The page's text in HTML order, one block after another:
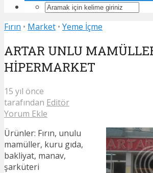
Fırın • Market • Yeme İçme
ARTAR UNLU
HİPERMARKET
15 yıl önce
tarafından Editör
Yorum Ekle
Ürünler: Fırın, unulu
mamüller, kuru gıda,
bakliyat, manav,
şarküteri